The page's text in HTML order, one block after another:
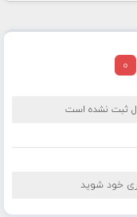
0
ثبت نشده است
خود شوید